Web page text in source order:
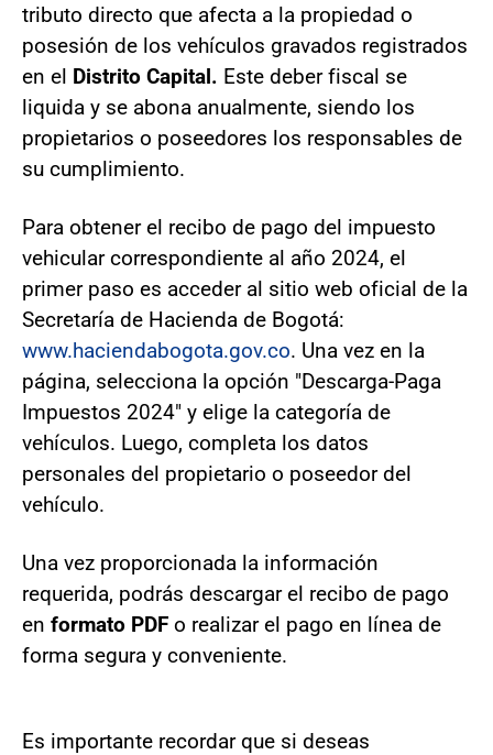
tributo directo que afecta a la propiedad o
posesión de los vehículos gravados registrados
en el Distrito Capital. Este deber fiscal se
liquida y se abona anualmente, siendo los
propietarios o poseedores los responsables de
su cumplimiento.
Para obtener el recibo de pago del impuesto
vehicular correspondiente al año 2024, el
primer paso es acceder al sitio web oficial de la
Secretaría de Hacienda de Bogotá:
www.haciendabogota.gov.co. Una vez en la
página, selecciona la opción "Descarga-Paga
Impuestos 2024" y elige la categoría de
vehículos. Luego, completa los datos
personales del propietario o poseedor del
vehículo.
Una vez proporcionada la información
requerida, podrás descargar el recibo de pago
en formato PDF o realizar el pago en línea de
forma segura y conveniente.
Es importante recordar que si deseas